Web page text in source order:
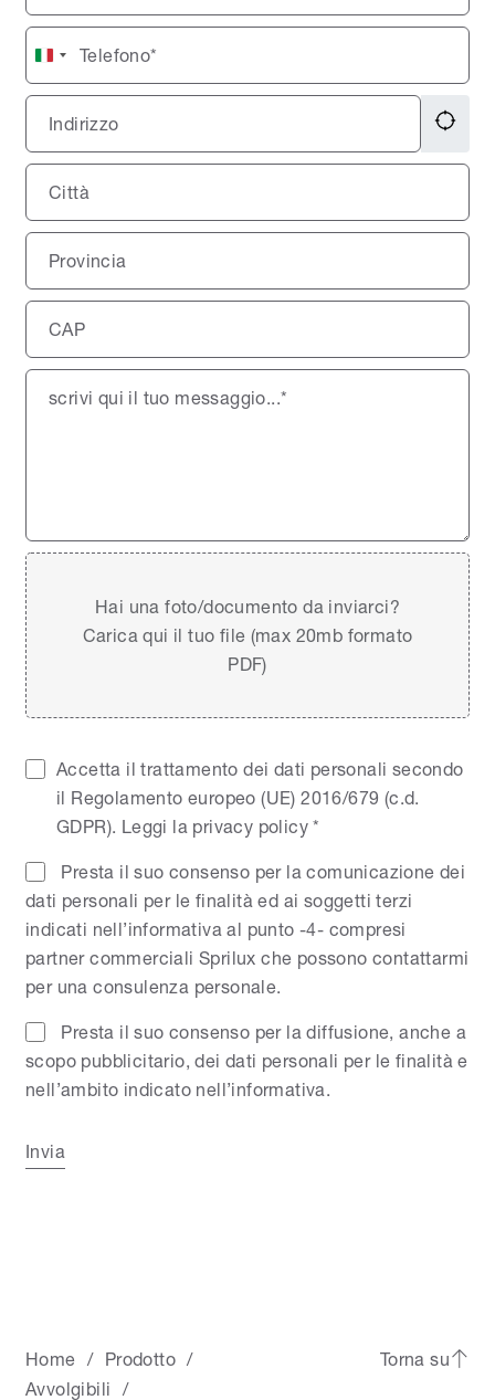
Italy
+39
Hai una foto/documento da inviarci?
Carica qui il tuo file (max 20mb formato
PDF)
Accetta il trattamento dei dati personali secondo
il Regolamento europeo (UE) 2016/679 (c.d.
GDPR). Leggi la privacy policy*
Presta il suo consenso per la comunicazione dei
dati personali per le finalità ed ai soggetti terzi
indicati nell’informativa al punto -4- compresi
partner commerciali Sprilux che possono contattarmi
per una consulenza personale.
Presta il suo consenso per la diffusione, anche a
scopo pubblicitario, dei dati personali per le finalità e
nell’ambito indicato nell’informativa.
Invia
Home / Prodotto /
Avvolgibili /
Torna su